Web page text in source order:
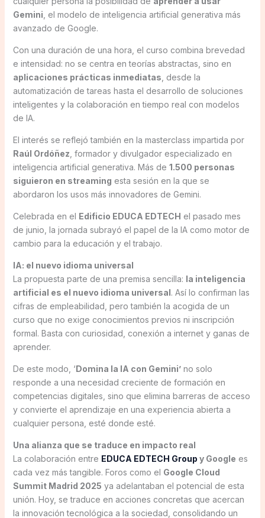
Gemini , el modelo de inteligencia artificial generativa más
avanzado de Google.
Con una duración de una hora, el curso combina brevedad
e intensidad: no se centra en teorías abstractas, sino en
aplicaciones prácticas inmediatas , desde la
automatización de tareas hasta el desarrollo de soluciones
inteligentes y la colaboración en tiempo real con modelos
de IA.
El interés se reflejó también en la masterclass impartida por
Raúl Ordóñez , formador y divulgador especializado en
inteligencia artificial generativa. Más de 1.500 personas
siguieron en streaming esta sesión en la que se
abordaron los usos más innovadores de Gemini.
Celebrada en el Edificio EDUCA EDTECH el pasado mes
de junio, la jornada subrayó el papel de la IA como motor de
cambio para la educación y el trabajo.
IA: el nuevo idioma universal
La propuesta parte de una premisa sencilla: la inteligencia
artificial es el nuevo idioma universal. Así lo confirman las
cifras de empleabilidad, pero también la acogida de un
curso que no exige conocimientos previos ni inscripción
formal. Basta con curiosidad, conexión a internet y ganas de
aprender.
De este modo, ‘Domina la IA con Gemini’no solo
responde a una necesidad creciente de formación en
competencias digitales, sino que elimina barreras de acceso
y convierte el aprendizaje en una experiencia abierta a
cualquier persona, esté donde esté.
Una alianza que se traduce en impacto real
La colaboración entre EDUCA EDTECH Group y Google es
cada vez más tangible. Foros como el Google Cloud
Summit Madrid 2025 ya adelantaban el potencial de esta
unión. Hoy, se traduce en acciones concretas que acercan
la innovación tecnológica a la sociedad, consolidando un